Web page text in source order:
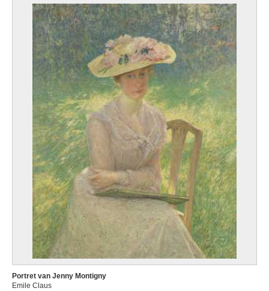
Portret van Jenny Montigny
Emile Claus